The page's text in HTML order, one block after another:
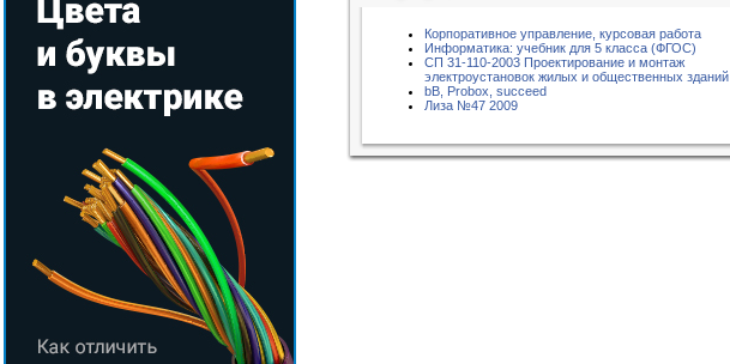
Корпоративное управление, курсовая работа
Информатика: учебник для 5 класса (ФГОС)
СП 31-110-2003 Проектирование и монтаж
электроустановок жилых и общественных зданий
bB, Probox, succeed
Лиза №47 2009